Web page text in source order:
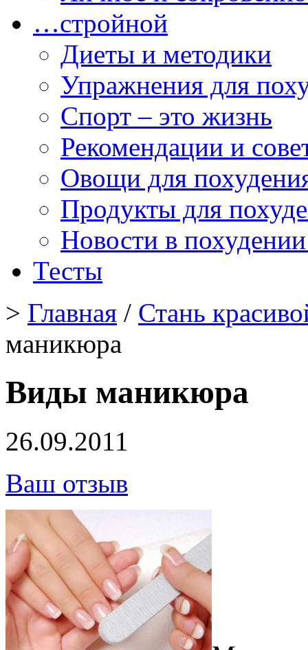
…стройной
Диеты и методики
Упражнения для
Спорт – это жизнь
Рекомендации и
Овощи для
Продукты для
Новости в
Тесты
> Главная / Стань
маникюра
Виды маникюра
26.09.2011
Ваш отзыв